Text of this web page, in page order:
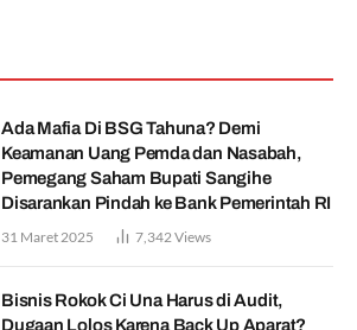
Ada Mafia Di BSG Tahuna? Demi
Keamanan Uang Pemda dan Nasabah,
Pemegang Saham Bupati Sangihe
Disarankan Pindah ke Bank Pemerintah RI
31 Maret 2025 7,342 Views
Bisnis Rokok Ci Una Harus di Audit,
Dugaan Lolos Karena Back Up Aparat?